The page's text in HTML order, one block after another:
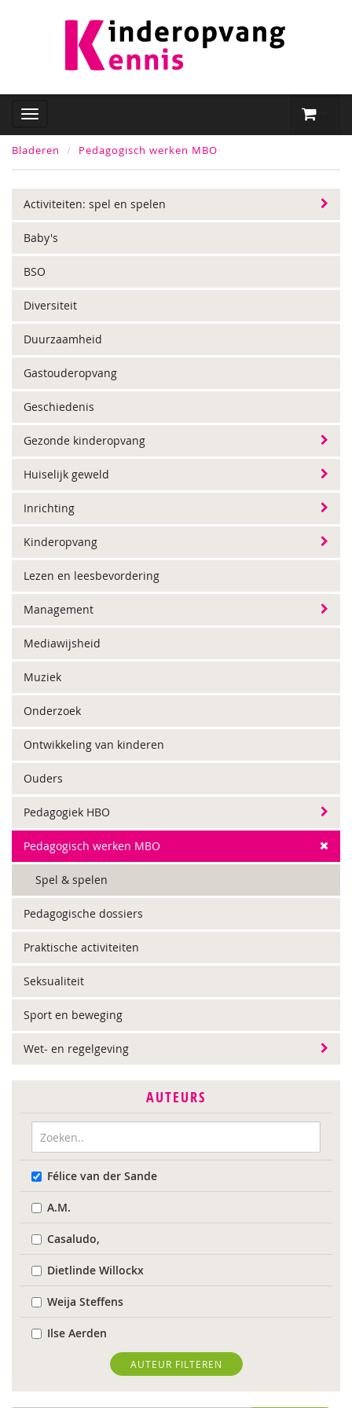
Bladeren Pedagogisch werken MBO
Activiteiten: spel en spelen
Baby's
BSO
Diversiteit
Duurzaamheid
Gastouderopvang
Geschiedenis
Gezonde kinderopvang
Huiselijk geweld
Inrichting
Kinderopvang
Lezen en leesbevordering
Management
Mediawijsheid
Muziek
Onderzoek
Ontwikkeling van kinderen
Ouders
Pedagogiek HBO
Pedagogisch werken MBO
Spel & spelen
Pedagogische dossiers
Praktische activiteiten
Seksualiteit
Sport en beweging
Wet- en regelgeving
AUTEURS
Félice van der Sande
A.M.
Casaludo,
Dietlinde Willockx
Weija Steffens
Ilse Aerden
Pauline van Aken
Evelyn Akkermans
AUTEUR FILTEREN